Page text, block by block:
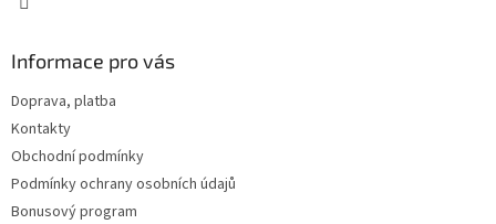
Informace pro vás
Doprava, platba
Kontakty
Obchodní podmínky
Podmínky ochrany osobních údajů
Bonusový program